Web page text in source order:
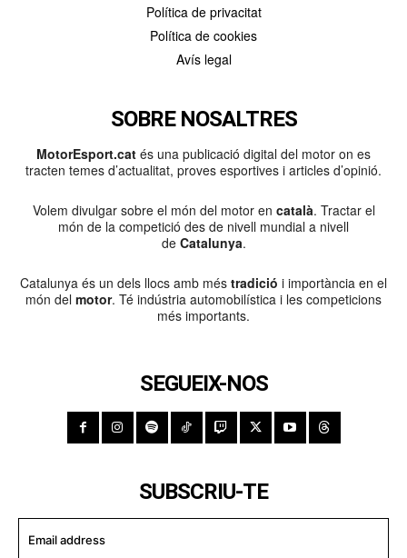
Política de privacitat
Política de cookies
Avís legal
SOBRE NOSALTRES
MotorEsport.cat és una publicació digital del motor on es
tracten temes d’actualitat, proves esportives i articles d’opinió.
Volem divulgar sobre el món del motor en català. Tractar el
món de la competició des de nivell mundial a nivell
de Catalunya.
Catalunya és un dels llocs amb més tradició i importància en el
món del motor. Té indústria automobilística i les competicions
més importants.
SEGUEIX-NOS
SUBSCRIU-TE